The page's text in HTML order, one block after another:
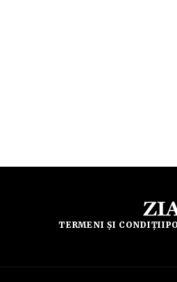
TERMENI ȘI CONDIȚII